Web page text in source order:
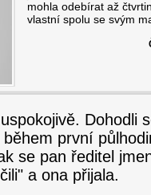
mohla odebírat až
vlastní spolu se svým
Dohodli
první
se pan ředitel
a ona přijala.